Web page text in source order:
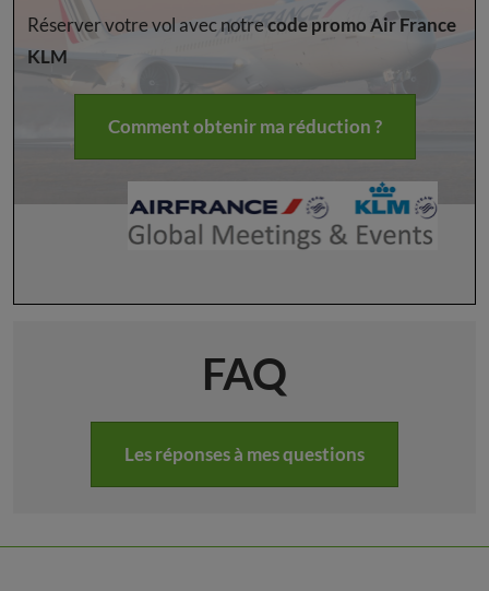
Réserver votre vol avec notrecode promo Air France
KLM
Comment obtenir ma réduction ?
FAQ
Les réponses à mes questions